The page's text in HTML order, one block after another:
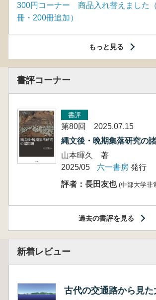
300円コーナー 商品入れ替えました
冊・200冊追加）
もっと見る
書評コーナー
書評
第80回 2025.07.15
縄文後・晩期集落研究の
山本暉久 著
2025/05
六一書房 発行
評者：長田友也 (中部大学非
過去の書評を見る
新着レビュー
古代の交通路から見